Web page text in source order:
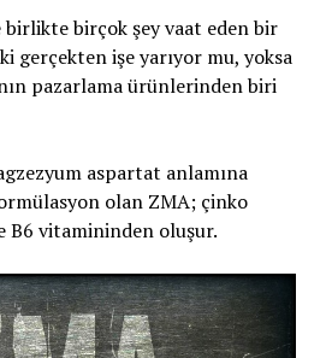
birlikte birçok şey vaat eden bir
gerçekten işe yarıyor mu, yoksa
pazarlama ürünlerinden biri
aspartat anlamına
olan ZMA; çinko
B6 vitamininden oluşur.